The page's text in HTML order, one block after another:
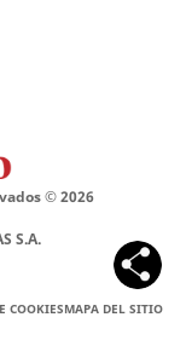
©2026
S.A.
COOKIESMAPA DEL SITIO